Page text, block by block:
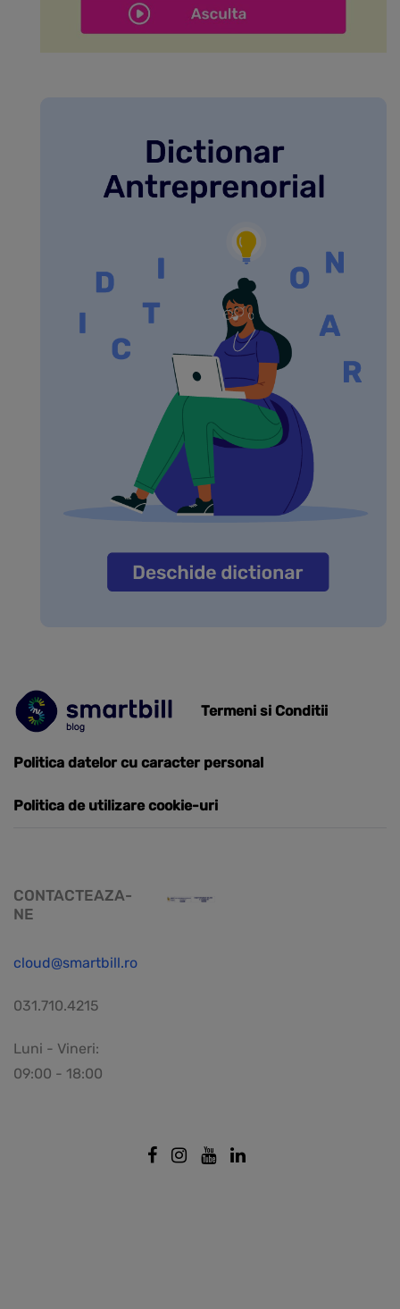
Termeni si Conditii
Politica datelor cu caracter personal
Politica de utilizare cookie-uri
CONTACTEAZA-
NE
cloud@smartbill.ro
031.710.4215
Luni - Vineri:
09:00 - 18:00